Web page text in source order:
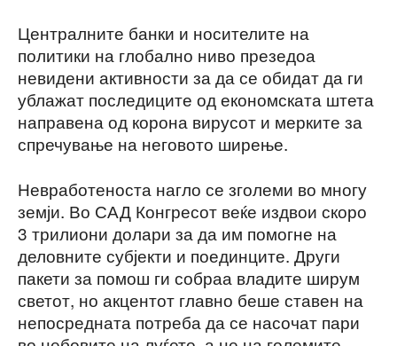
Централните банки и носителите на
политики на глобално ниво презедоа
невидени активности за да се обидат да ги
ублажат последиците од економската штета
направена од корона вирусот и мерките за
спречување на неговото ширење.
Невработеноста нагло се зголеми во многу
земји. Во САД Конгресот веќе издвои скоро
3 трилиони долари за да им помогне на
деловните субјекти и поединците. Други
пакети за помош ги собраа владите ширум
светот, но акцентот главно беше ставен на
непосредната потреба да се насочат пари